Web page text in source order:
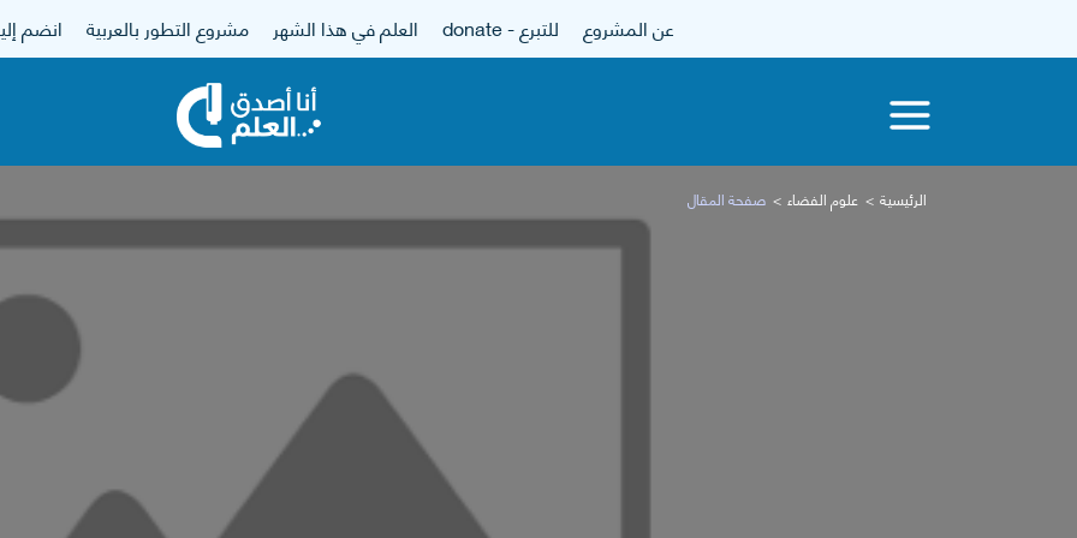
عن المشروع للتبرع - donate العلم في هذا الشهر مشروع التطور بالعربية انضم
الرئيسية علوم الفضاء صفحة المقال